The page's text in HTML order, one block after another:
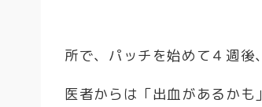
所で、パッチを始めて４週後
医者からは「出血があるか